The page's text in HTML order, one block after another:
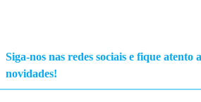
Siga-nos nas redes sociais e fique atento
novidades!